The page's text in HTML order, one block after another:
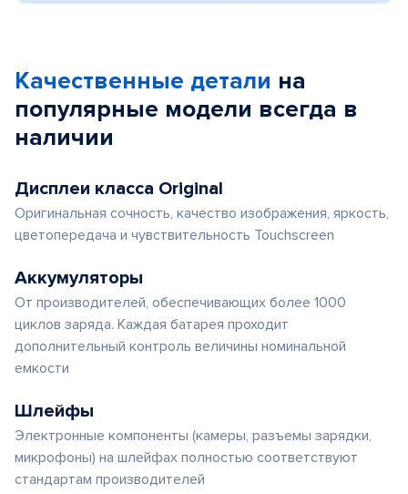
Качественные детали на
популярные модели всегда в
наличии
Дисплеи класса Original
Оригинальная сочность, качество изображения, яркость,
цветопередача и чувствительность Touchscreen
Аккумуляторы
От производителей, обеспечивающих более 1000
циклов заряда. Каждая батарея проходит
дополнительный контроль величины номинальной
емкости
Шлейфы
Электронные компоненты (камеры, разъемы зарядки,
микрофоны) на шлейфах полностью соответствуют
стандартам производителей